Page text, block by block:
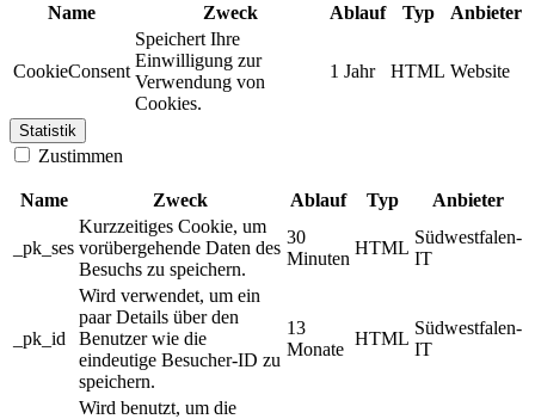
Name Zweck Ablauf Typ Anbieter
CookieConsent
Speichert Ihre
Einwilligung zur
Verwendung von
Cookies.
1 Jahr HTML Website
Statistik
Zustimmen
Name Zweck Ablauf Typ Anbieter
_pk_ses
Kurzzeitiges Cookie, um
vorübergehende Daten des
Besuchs zu speichern.
30
Minuten
HTML
Südwestfalen-
IT
_pk_id
Wird verwendet, um ein
paar Details über den
Benutzer wie die
eindeutige Besucher-ID zu
speichern.
13
Monate
HTML
Südwestfalen-
IT
Wird benutzt, um die